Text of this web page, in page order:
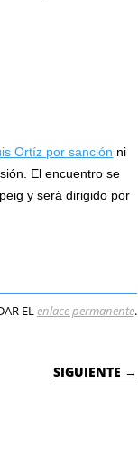
Ortíz por sanción ni
El encuentro se
y será dirigido por
ELenlace permanente.
SIGUIENTE →